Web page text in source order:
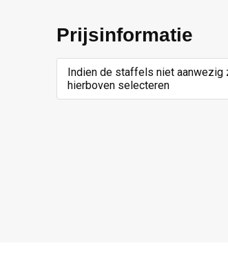
Prijsinformatie
Indien de staffels niet aanwezig
hierboven selecteren